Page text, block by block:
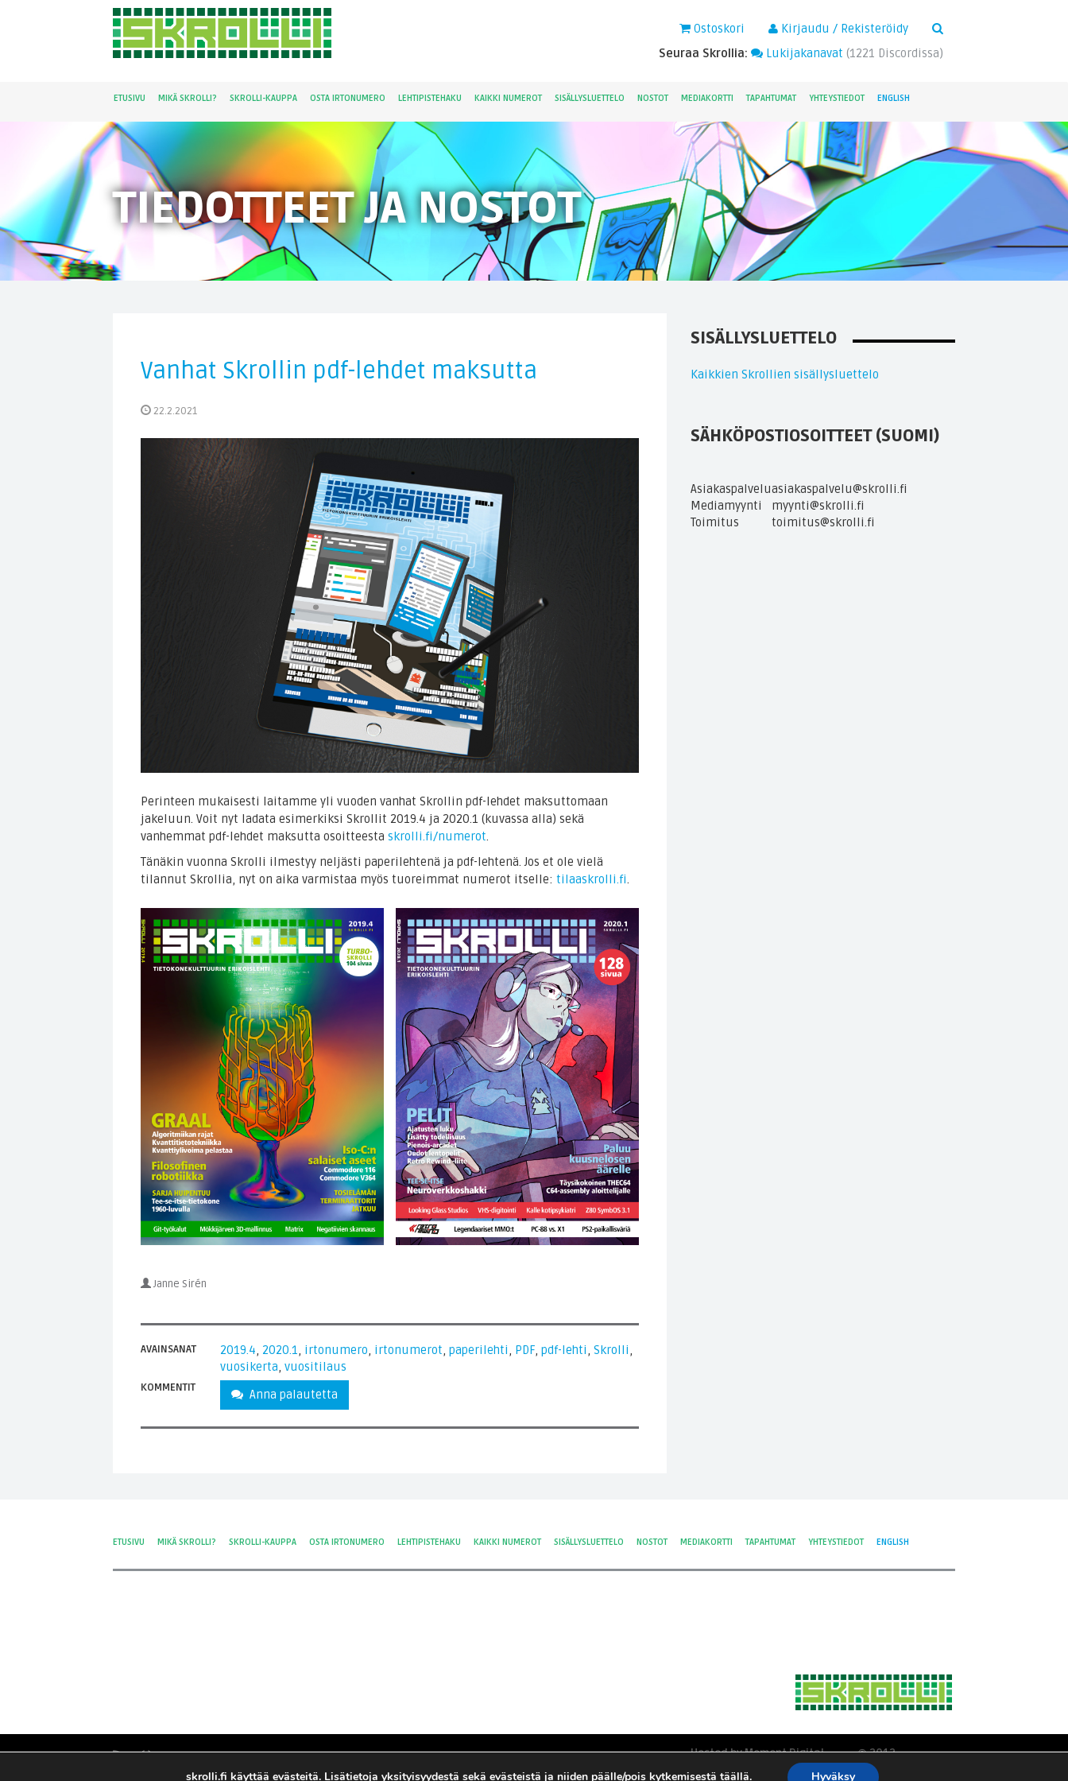
Kirjaudu / Rekisteröidy
Ostoskori
Seuraa Skrollia:
Lukijakanavat (1221 Discordissa)
ETUSIVU MIKÄ SKROLLI? SKROLLI-KAUPPA OSTA IRTONUMERO LEHTIPISTEHAKU KAIKKI NUMEROT SISÄLLYSLUETTELO NOSTOT MEDIAKORTTI TAPAHTUMAT YHTEYSTIEDOT ENGLISH
TIEDOTTEET JA NOSTOT
Vanhat Skrollin pdf-lehdet maksutta
22.2.2021
Perinteen mukaisesti laitamme yli vuoden vanhat Skrollin pdf-lehdet maksuttomaan
jakeluun. Voit nyt ladata esimerkiksi Skrollit 2019.4 ja 2020.1 (kuvassa alla) sekä
vanhemmat pdf-lehdet maksutta osoitteesta skrolli.fi/numerot.
Tänäkin vuonna Skrolli ilmestyy neljästi paperilehtenä ja pdf-lehtenä. Jos et ole vielä
tilannut Skrollia, nyt on aika varmistaa myös tuoreimmat numerot itselle: tilaaskrolli.fi.
Janne Sirén
AVAINSANAT 2019.4, 2020.1, irtonumero, irtonumerot, paperilehti, PDF, pdf-lehti, Skrolli,
vuosikerta, vuositilaus
KOMMENTIT Anna palautetta
SISÄLLYSLUETTELO
Kaikkien Skrollien sisällysluettelo
SÄHKÖPOSTIOSOITTEET (SUOMI)
Asiakaspalveluasiakaspalvelu@skrolli.fi
Mediamyynti
myynti@skrolli.fi
Toimitus
toimitus@skrolli.fi
ETUSIVU MIKÄ SKROLLI? SKROLLI-KAUPPA OSTA IRTONUMERO LEHTIPISTEHAKU KAIKKI NUMEROT SISÄLLYSLUETTELO NOSTOT MEDIAKORTTI TAPAHTUMAT YHTEYSTIEDOT ENGLISH
Hosted by Moment Digital
Yksityisyys ja evästeet
© 2012-
2026 Skrolli
skrolli.fi käyttää evästeitä. Lisätietoja yksityisyydestä sekä evästeistä ja niiden päälle/pois kytkemisestätäällä. Hyväksy